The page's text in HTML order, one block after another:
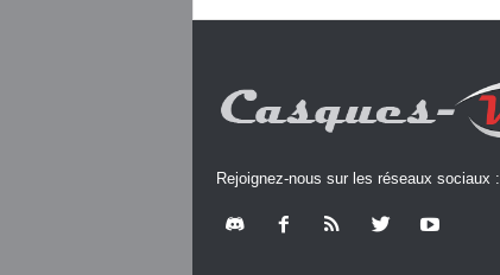
Rejoignez-nous sur les réseaux sociaux :